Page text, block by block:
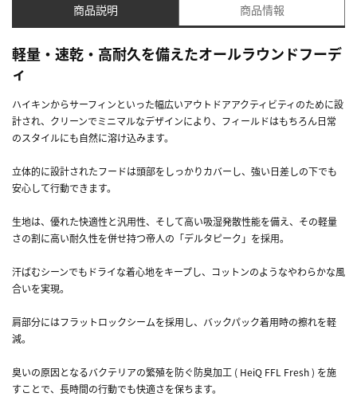
商品説明 商品情報
軽量・速乾・高耐久を備えたオールラウンドフーデ
ィ
ハイキンからサーフィンといった幅広いアウトドアアクティビティのために設
計され、クリーンでミニマルなデザインにより、フィールドはもちろん日常
のスタイルにも自然に溶け込みます。
立体的に設計されたフードは頭部をしっかりカバーし、強い日差しの下でも
安心して行動できます。
生地は、優れた快適性と汎用性、そして高い吸湿発散性能を備え、その軽量
さの割に高い耐久性を併せ持つ帝人の「デルタピーク」を採用。
汗ばむシーンでもドライな着心地をキープし、コットンのようなやわらかな風
合いを実現。
肩部分にはフラットロックシームを採用し、バックパック着用時の擦れを軽
減。
臭いの原因となるバクテリアの繁殖を防ぐ防臭加工 ( HeiQ FFL Fresh ) を施
すことで、長時間の行動でも快適さを保ちます。